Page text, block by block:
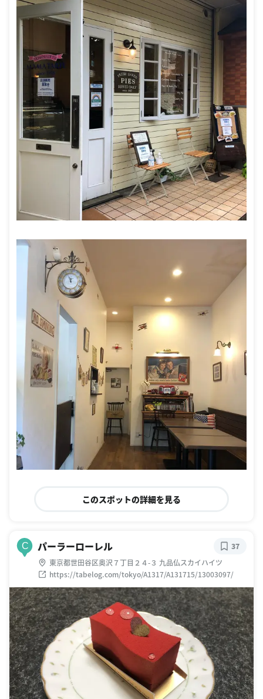
このスポットの詳細を見る
C パーラーローレル
東京都世田谷区奥沢７丁目２４-３ 九品仏スカイハイツ
https://tabelog.com/tokyo/A1317/A131715/13003097/
37